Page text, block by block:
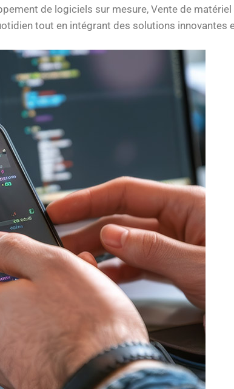
de logiciels sur mesure, Vente de
tout en intégrant des solutions innovantes